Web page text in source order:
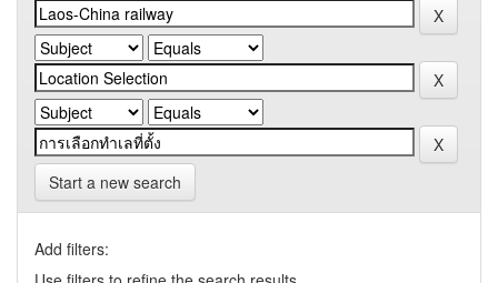
Start a new search
Add filters: